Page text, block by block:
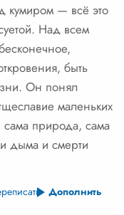
кумиром — всё это
Над всем
быть
Он понял
маленьких
природа, сама
дыма и смерти
Дополнить